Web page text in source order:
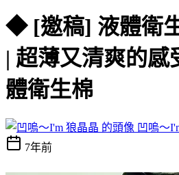
◆ [邀稿] 液體衛
| 超薄又清爽的感
體衛生棉
凹嗚～
7年前